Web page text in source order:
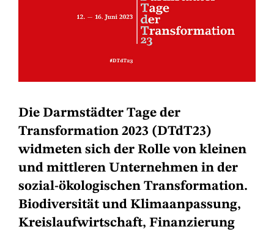
Die Darmstädter Tage der
Transformation 2023 (DTdT23)
widmeten sich der Rolle von kleinen
und mittleren Unternehmen in der
sozial-ökologischen Transformation.
Biodiversität und Klimaanpassung,
Kreislaufwirtschaft, Finanzierung